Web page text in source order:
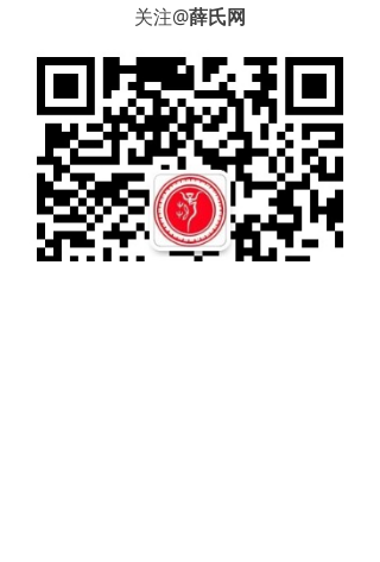
关注@薛氏网